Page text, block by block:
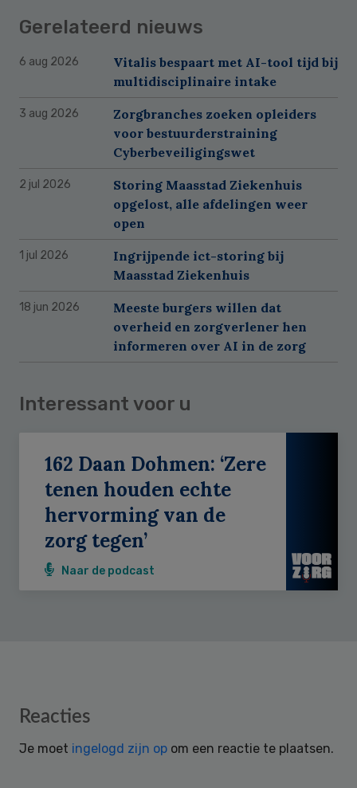
Gerelateerd nieuws
6 aug 2026
Vitalis bespaart met AI-tool tijd bij
multidisciplinaire intake
3 aug 2026
Zorgbranches zoeken opleiders
voor bestuurderstraining
Cyberbeveiligingswet
2 jul 2026
Storing Maasstad Ziekenhuis
opgelost, alle afdelingen weer
open
1 jul 2026
Ingrijpende ict-storing bij
Maasstad Ziekenhuis
18 jun 2026
Meeste burgers willen dat
overheid en zorgverlener hen
informeren over AI in de zorg
Interessant voor u
162 Daan Dohmen: ‘Zere
tenen houden echte
hervorming van de
zorg tegen’
Naar de podcast
Reader
Reacties
Je moet ingelogd zijn op om een reactie te plaatsen.